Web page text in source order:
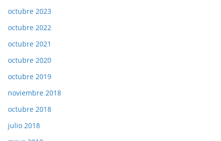
octubre 2023
octubre 2022
octubre 2021
octubre 2020
octubre 2019
noviembre 2018
octubre 2018
julio 2018